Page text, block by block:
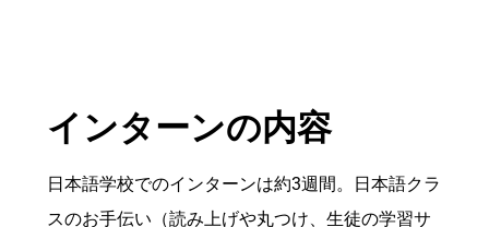
インターンの内容
日本語学校でのインターンは約3週間。日本語クラ
スのお手伝い（読み上げや丸つけ、生徒の学習サ